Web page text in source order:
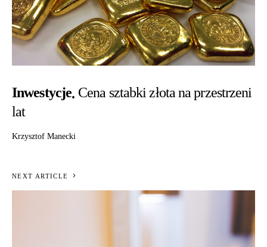
Inwestycje Cena sztabki złota na przestrzeni
lat
Krzysztof Manecki
NEXT ARTICLE